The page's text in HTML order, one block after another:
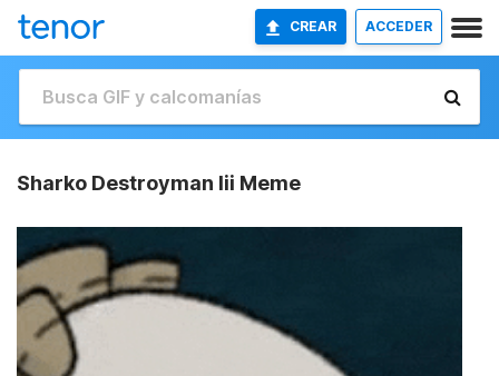
CREAR ACCEDER
Sharko Destroyman Iii Meme